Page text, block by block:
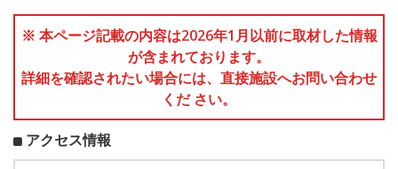
※ 本ページ記載の内容は2026年1月以前に取材した情報
が含まれております。
詳細を確認されたい場合には、直接施設へお問い合わせ
くだ さい。
アクセス情報